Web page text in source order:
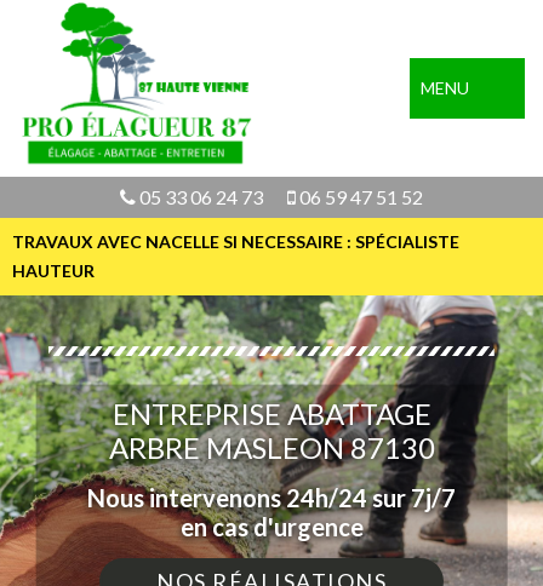
MENU
05 33 06 24 73 06 59 47 51 52
TRAVAUX AVEC NACELLE SI NECESSAIRE : SPÉCIALISTE
HAUTEUR
ENTREPRISE ABATTAGE
ARBRE MASLEON 87130
Nous intervenons 24h/24 sur 7j/7
en cas d'urgence
NOS RÉALISATIONS